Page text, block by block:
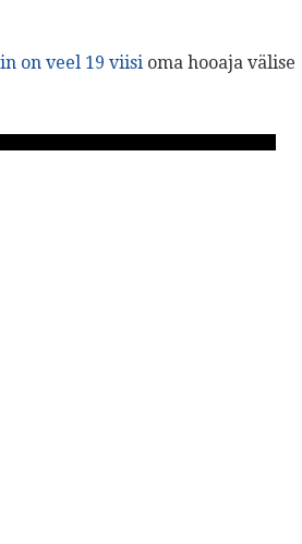
on veel 19 viisi oma hooaja välise